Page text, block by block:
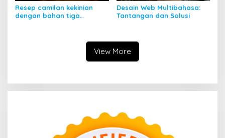
Resep camilan kekinian
dengan bahan tiga
Desain Web Multibahasa:
Tantangan dan Solusi
View More